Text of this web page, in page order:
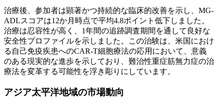
治療後、参加者は顕著かつ持続的な臨床的改善を示し、MG-
ADLスコアは12か月時点で平均4.8ポイント低下しました。
治療は忍容性が高く、1年間の追跡調査期間を通して良好な
安全性プロファイルを示しました。この治験は、米国におけ
る自己免疫疾患へのCAR-T細胞療法の応用において、意義
のある現実的な進歩を示しており、難治性重症筋無力症の治
療法を変革する可能性を浮き彫りにしています。
アジア太平洋地域の市場動向